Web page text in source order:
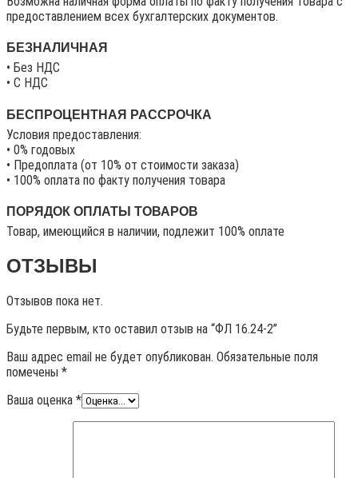
предоставлением всех бухгалтерских документов.
БЕЗНАЛИЧНАЯ
• Без НДС
• C НДС
БЕСПРОЦЕНТНАЯ РАССРОЧКА
Условия предоставления:
• 0% годовых
• Предоплата (от 10% от стоимости заказа)
• 100% оплата по факту получения товара
ПОРЯДОК ОПЛАТЫ ТОВАРОВ
Товар, имеющийся в наличии, подлежит 100% оплате
ОТЗЫВЫ
Отзывов пока нет.
Будьте первым, кто оставил отзыв на “ФЛ 16.24-2”
Ваш адрес email не будет опубликован. Обязательные поля
помечены *
Ваша оценка *